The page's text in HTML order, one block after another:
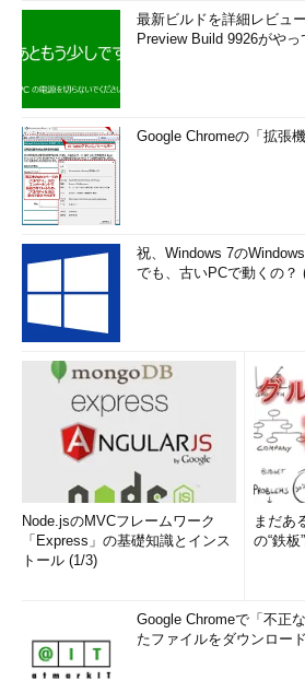
最新ビルドを詳細レビュ
Preview Build 9926がや
Google Chromeの「拡張
祝、Windows 7の
でも、古いPCで動くの？
Node.jsのMVCフレームワーク
「Express」の基礎知識とインス
トール (1/3)
まだあ
の“鉄板
Google Chromeで「不正
たファイルをダウンロー